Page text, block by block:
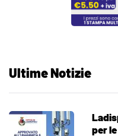
Ultime Notizie
per